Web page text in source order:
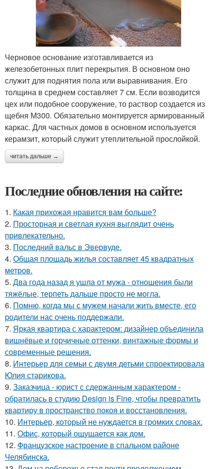
Черновое основание изготавливается из
железобетонных плит перекрытия. В основном оно
служит для поднятия пола или выравнивания. Его
толщина в среднем составляет 7 см. Если возводится
цех или подобное сооружение, то раствор создается из
щебня М300. Обязательно монтируется армированный
каркас. Для частных домов в основном используется
керамзит, который служит утеплительной прослойкой.
читать дальше →
Последние обновления на сайте:
1. Какая прихожая нравится вам больше?
2. Просторная и светлая кухня выглядит очень
привлекательно.
3. Последний вальс в Эвервуде.
4. Общая площадь жилья составляет 45 квадратных
метров.
5. Два года назад я ушла от мужа - отношения были
тяжёлые, терпеть дальше просто не могла.
6. Помню, когда мы с мужем начали жить вместе, его
родители нас очень поддержали.
7. Яркая квартира с характером: дизайнер объединила
вишнёвые и горчичные оттенки, винтажные формы и
современные решения.
8. Интерьер для семьи с двумя детьми спроектировала
Юлия старикова.
9. Заказчица - юрист с сдержанным характером -
обратилась в студию Design is Fine, чтобы превратить
квартиру в пространство покоя и восстановления.
10. Интерьер, который не нуждается в громких словах.
11. Офис, который ощущается как дом.
12. Французское настроение в спальном районе
Челябинска.